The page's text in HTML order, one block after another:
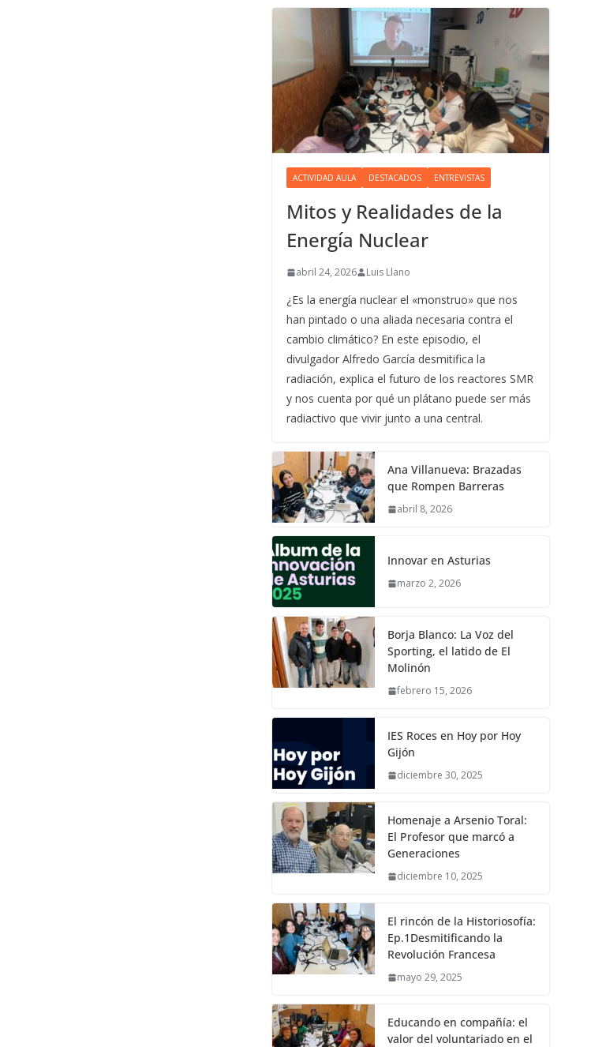
ACTIVIDAD AULA DESTACADOS ENTREVISTAS
Mitos y Realidades de la
Energía Nuclear
abril 24, 2026 Luis Llano
¿Es la energía nuclear el «monstruo» que nos
han pintado o una aliada necesaria contra el
cambio climático? En este episodio, el
divulgador Alfredo García desmitifica la
radiación, explica el futuro de los reactores SMR
y nos cuenta por qué un plátano puede ser más
radiactivo que vivir junto a una central.
Ana Villanueva: Brazadas
que Rompen Barreras
abril 8, 2026
Innovar en Asturias
marzo 2, 2026
Borja Blanco: La Voz del
Sporting, el latido de El
Molinón
febrero 15, 2026
IES Roces en Hoy por Hoy
Gijón
diciembre 30, 2025
Homenaje a Arsenio Toral:
El Profesor que marcó a
Generaciones
diciembre 10, 2025
El rincón de la Historiosofía:
Ep.1Desmitificando la
Revolución Francesa
mayo 29, 2025
Educando en compañía: el
valor del voluntariado en el